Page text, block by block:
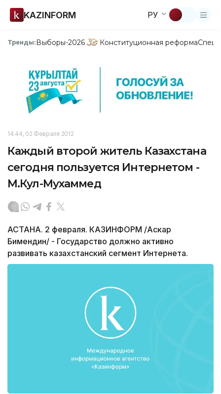
KAZINFORM РУ
Тренды:Выборы-2026 Конституционная реформа
14:44, 02 Февраля 2012
Каждый второй житель Казахстана
сегодня пользуется Интернетом -
М.Кул-Мухаммед
АСТАНА. 2 февраля. КАЗИНФОРМ /Аскар
Бимендин/ - Государство должно активно
развивать казахстанский сегмент Интернета.